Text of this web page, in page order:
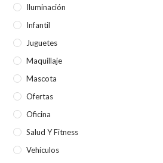
Iluminación
Infantil
Juguetes
Maquillaje
Mascota
Ofertas
Oficina
Salud Y Fitness
Vehículos